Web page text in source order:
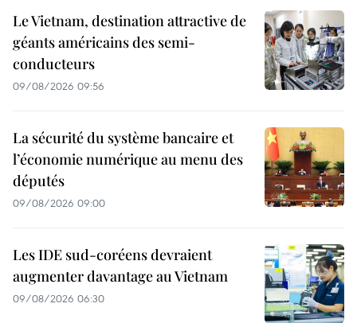
Le Vietnam, destination attractive de
géants américains des semi-
conducteurs
09/08/2026 09:56
La sécurité du système bancaire et
l’économie numérique au menu des
députés
09/08/2026 09:00
Les IDE sud-coréens devraient
augmenter davantage au Vietnam
09/08/2026 06:30